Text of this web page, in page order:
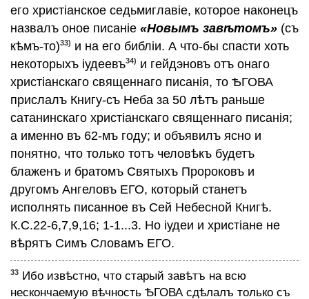
его христiанское седьмиглавiе, которое наконецъ
назвалъ оное писанiе «Новымъ завѣтомъ» (съ
кѣмъ-то)33) и на его библiи. А что-бы спасти хоть
некоторыхъ iудеевъ34) и гейдэновъ отъ онаго
христiанскаго священнаго писанiя, то ѢГОВА
прислалъ Книгу-съ Неба за 50 лѣтъ раньше
сатанинскаго христiанскаго священнаго писанiя;
а именно въ 62-мъ году; и объявилъ ясно и
понятно, что только тотъ человѣкъ будетъ
блаженъ и братомъ Святыхъ Пророковъ и
другомъ Ангеловъ ЕГО, который станетъ
исполнять писанное въ Сей Небесной Книгѣ.
К.С.22-6,7,9,16; 1-1...3. Но iудеи и христiане не
вѣрятъ Симъ Словамъ ЕГО.
33 Ибо извѣстно, что старый завѣтъ на всю
нескончаемую вѣчность ѢГОВА сдѣлалъ только съ